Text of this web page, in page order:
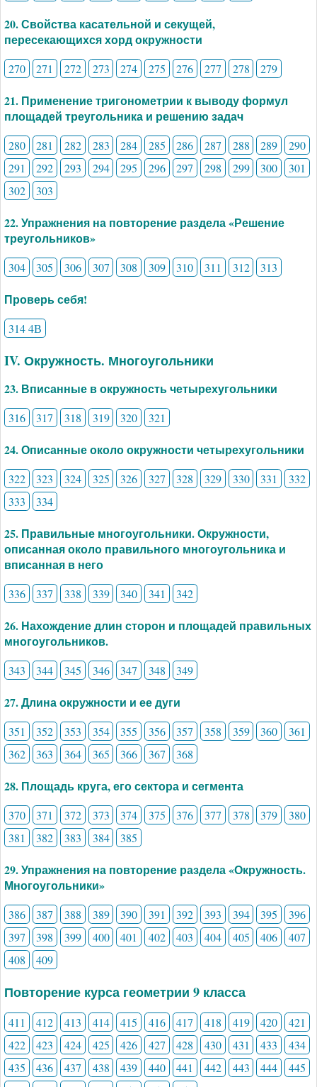
20. Свойства касательной и секущей,
пересекающихся хорд окружности
270 271 272 273 274 275 276 277 278 279
21. Применение тригонометрии к выводу формул
площадей треугольника и решению задач
280 281 282 283 284 285 286 287 288 289
290
291
292 293 294 295 296 297 298 299 300
301
302
303
22. Упражнения на повторение раздела «Решение
треугольников»
304 305 306 307 308 309 310 311 312 313
Проверь себя!
314 4В
IV. Окружность. Многоугольники
23. Вписанные в окружность четырехугольники
316 317 318 319 320 321
24. Описанные около окружности четырехугольники
322 323 324 325 326 327 328 329 330 331
332
333
334
25. Правильные многоугольники. Окружности,
описанная около правильного многоугольника и
вписанная в него
336 337 338 339 340 341 342
26. Нахождение длин сторон и площадей правильных
многоугольников.
343 344 345 346 347 348 349
27. Длина окружности и ее дуги
351 352 353 354 355 356 357 358 359 360
361
362
363 364 365 366 367 368
28. Площадь круга, его сектора и сегмента
370 371 372 373 374 375 376 377 378 379
380
381
382 383 384 385
29. Упражнения на повторение раздела «Окружность.
Многоугольники»
386 387 388 389 390 391 392 393 394 395
396
397
398 399 400 401 402 403 404 405 406
407
408
409
Повторение курса геометрии 9 класса
411 412 413 414 415 416 417 418 419 420
421
422
423 424 425 426 427 428 430 431 433
434
435
436 437 438 439 440 441 442 443 444
445